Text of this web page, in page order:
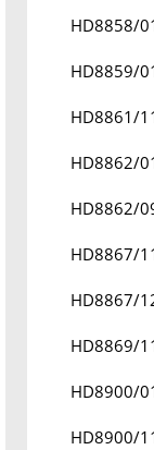
HD8858/
HD8859/
HD8861/
HD8862/
HD8862/
HD8867/
HD8867/
HD8869/
HD8900/
HD8900/